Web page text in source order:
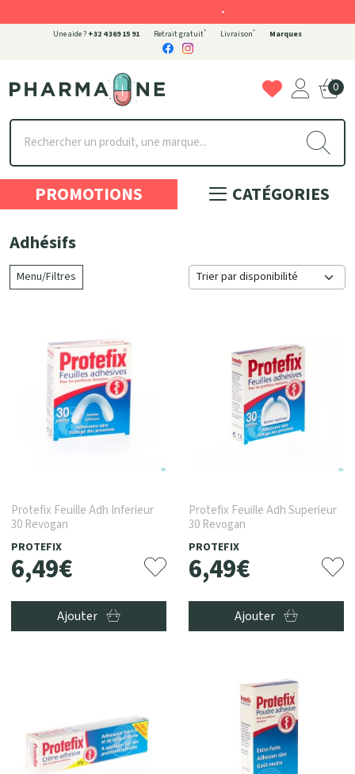
Une aide ? +32 4 369 15 91 Retrait gratuit* Livraison* Marques
Pharmaone Votre pharmacie en ligne à votre service
0
PROMOTIONS
CATÉGORIES
Adhésifs
Menu/Filtres
Protefix Feuille Adh Inferieur
30 Revogan
PROTEFIX
6,49€
Ajouter
Protefix Feuille Adh Superieur
30 Revogan
PROTEFIX
6,49€
Ajouter